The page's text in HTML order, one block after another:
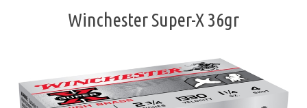
Winchester Super-X 36gr